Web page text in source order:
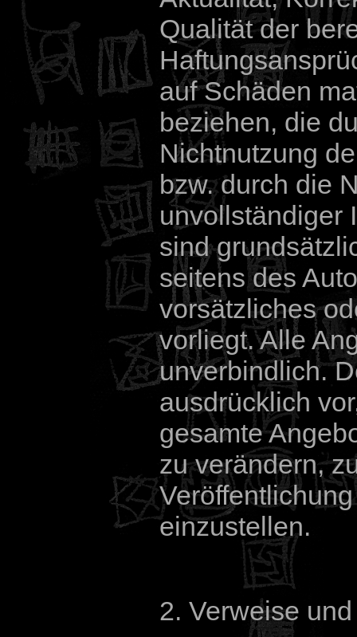
Qualität der
auf Schäden
beziehen, die
Nichtnutzung
bzw. durch die
unvollständiger
sind
seitens des
vorsätzliches
vorliegt. Alle
unverbindlich.
ausdrücklich
gesamte
zu verändern,
einzustellen.
2. Verweise